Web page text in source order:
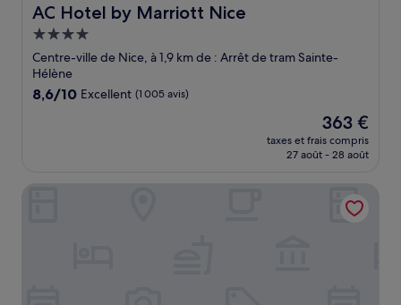
AC Hotel by Marriott Nice
AC Hotel by Marriott Nice
Hébergement
4.0 étoiles
Centre-ville de Nice, à 1,9 km de : Arrêt de tram Sainte-
Hélène
8.6
8,6/10 Excellent (1 005 avis)
Le
nouveau
prix
de
363 €
363 €
taxes et frais compris
27 août - 28 août